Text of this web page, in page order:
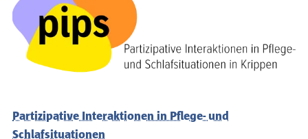
Partizipative Interaktionen in Pflege- und
Schlafsituationen